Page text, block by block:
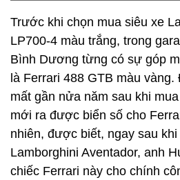
Trước khi chọn mua siêu xe
LP700-4 màu trắng, trong
Bình Dương từng có sự góp
là Ferrari 488 GTB màu
mất gần nửa năm sau khi
mới ra được biển số cho
nhiên, được biết, ngay sau
Lamborghini Aventador, anh
chiếc Ferrari này cho chính